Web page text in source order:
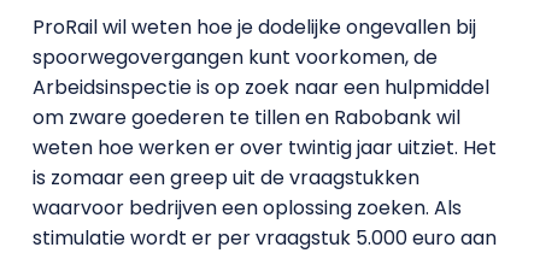
ProRail wil weten hoe je dodelijke ongevallen bij
spoorwegovergangen kunt voorkomen, de
Arbeidsinspectie is op zoek naar een hulpmiddel
om zware goederen te tillen en Rabobank wil
weten hoe werken er over twintig jaar uitziet. Het
is zomaar een greep uit de vraagstukken
waarvoor bedrijven een oplossing zoeken. Als
stimulatie wordt er per vraagstuk 5.000 euro aan